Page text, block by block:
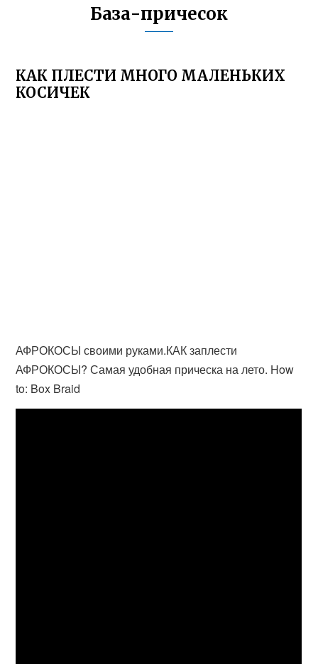
База-причесок
КАК ПЛЕСТИ МНОГО МАЛЕНЬКИХ
КОСИЧЕК
АФРОКОСЫ своими руками.КАК заплести
АФРОКОСЫ? Самая удобная прическа на лето. How
to: Box Braid